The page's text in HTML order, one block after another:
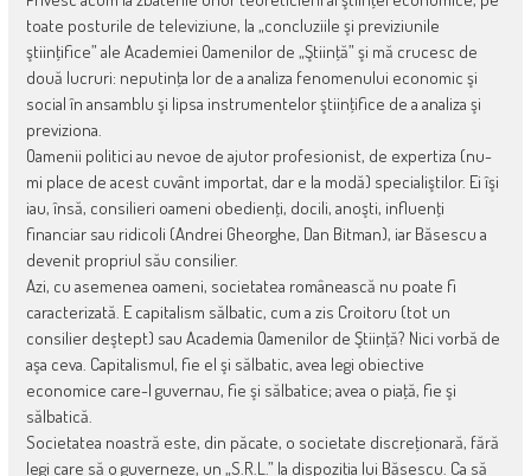
toate posturile de televiziune, la „concluziile şi previziunile
ştiinţifice” ale Academiei Oamenilor de „Ştiinţă” şi mă crucesc de
două lucruri: neputinţa lor de a analiza fenomenului economic şi
social în ansamblu şi lipsa instrumentelor ştiinţifice de a analiza şi
previziona.
Oamenii politici au nevoe de ajutor profesionist, de expertiza (nu-
mi place de acest cuvânt importat, dar e la modă) specialiştilor. Ei îşi
iau, însă, consilieri oameni obedienţi, docili, anoşti, influenţi
financiar sau ridicoli (Andrei Gheorghe, Dan Bitman), iar Băsescu a
devenit propriul său consilier.
Azi, cu asemenea oameni, societatea românească nu poate fi
caracterizată. E capitalism sălbatic, cum a zis Croitoru (tot un
consilier deştept) sau Academia Oamenilor de Ştiinţă? Nici vorbă de
aşa ceva. Capitalismul, fie el şi sălbatic, avea legi obiective
economice care-l guvernau, fie şi sălbatice; avea o piaţă, fie şi
sălbatică.
Societatea noastră este, din păcate, o societate discreţionară, fără
legi care să o guverneze, un „S.R.L.” la dispoziţia lui Băsescu. Ca să